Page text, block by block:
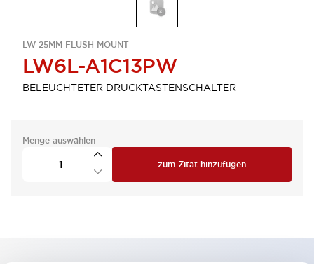
LW 25MM FLUSH MOUNT
LW6L-A1C13PW
BELEUCHTETER DRUCKTASTENSCHALTER
Menge auswählen
zum Zitat hinzufügen